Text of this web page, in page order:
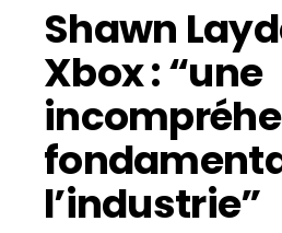
Shawn
Xbox : “une
l’industrie”